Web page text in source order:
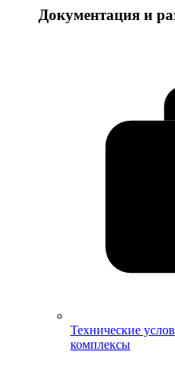
Документация и
Технические
комплексы